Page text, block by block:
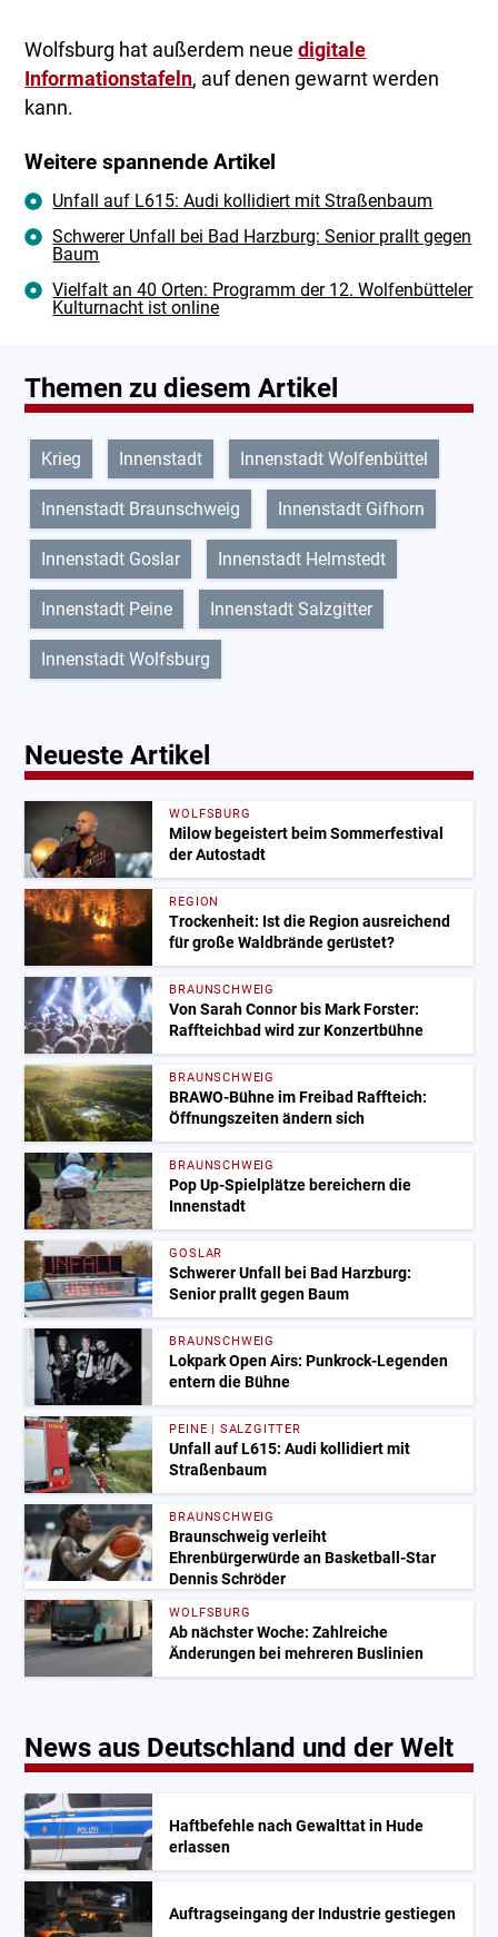
Wolfsburg hat außerdem neuedigitale
Informationstafeln, auf denen gewarnt werden
kann.
Weitere spannende Artikel
Unfall auf L615: Audi kollidiert mit Straßenbaum
Schwerer Unfall bei Bad Harzburg: Senior prallt gegen
Baum
Vielfalt an 40 Orten: Programm der 12. Wolfenbütteler
Kulturnacht ist online
Themen zu diesem Artikel
Krieg Innenstadt Innenstadt Wolfenbüttel
Innenstadt Braunschweig Innenstadt Gifhorn
Innenstadt Goslar Innenstadt Helmstedt
Innenstadt Peine Innenstadt Salzgitter
Innenstadt Wolfsburg
Neueste Artikel
WOLFSBURG
Milow begeistert beim Sommerfestival
der Autostadt
REGION
Trockenheit: Ist die Region ausreichend
für große Waldbrände gerüstet?
BRAUNSCHWEIG
Von Sarah Connor bis Mark Forster:
Raffteichbad wird zur Konzertbühne
BRAUNSCHWEIG
BRAWO-Bühne im Freibad Raffteich:
Öffnungszeiten ändern sich
BRAUNSCHWEIG
Pop Up-Spielplätze bereichern die
Innenstadt
GOSLAR
Schwerer Unfall bei Bad Harzburg:
Senior prallt gegen Baum
BRAUNSCHWEIG
Lokpark Open Airs: Punkrock-Legenden
entern die Bühne
PEINE | SALZGITTER
Unfall auf L615: Audi kollidiert mit
Straßenbaum
BRAUNSCHWEIG
Braunschweig verleiht
Ehrenbürgerwürde an Basketball-Star
Dennis Schröder
WOLFSBURG
Ab nächster Woche: Zahlreiche
Änderungen bei mehreren Buslinien
News aus Deutschland und der Welt
Haftbefehle nach Gewalttat in Hude
erlassen
Auftragseingang der Industrie gestiegen